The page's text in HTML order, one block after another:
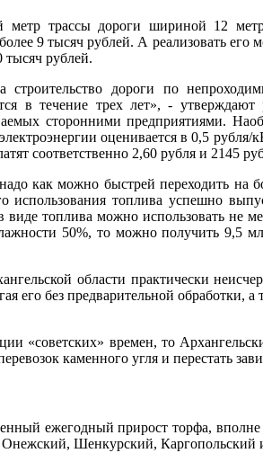
метр трассы дороги шириной 12
9 тысяч рублей. А реализовать
тысяч рублей.
строительство дороги по
в течение трех лет», -
сторонними предприятиями.
оценивается в 0,5
соответственно 2,60 рубля и 2145
как можно быстрей переходить на
топлива успешно
топлива можно использовать не
50%, то можно получить 9,5
области практически
без предварительной обработки,
«советских» времен, то
каменного угля и перестать
ежегодный прирост торфа,
Шенкурский,